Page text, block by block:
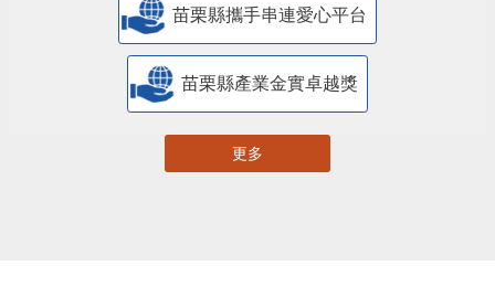
苗栗縣攜手串連愛心平台
苗栗縣產業金實卓越獎
更多